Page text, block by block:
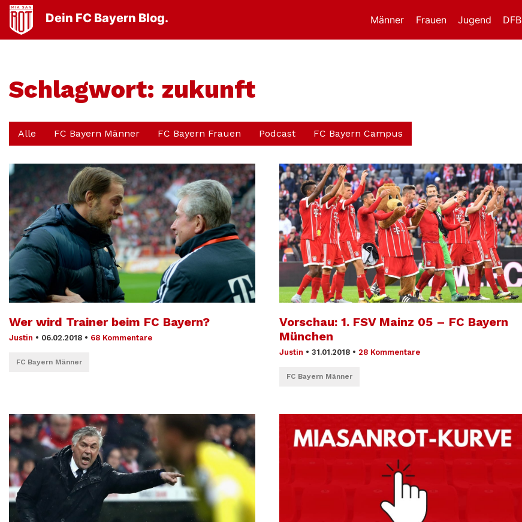
Dein FC Bayern Blog. Männer Frauen Jugend DFB
Schlagwort: zukunft
Alle FC Bayern Männer FC Bayern Frauen Podcast FC Bayern Campus
Wer wird Trainer beim FC Bayern?
Justin • 06.02.2018 • 68 Kommentare
FC Bayern Männer
Vorschau: 1. FSV Mainz 05 – FC Bayern
München
Justin • 31.01.2018 • 28 Kommentare
FC Bayern Männer